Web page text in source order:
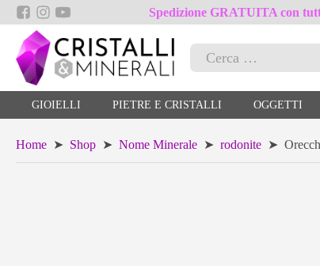
Spedizione GRATUITA con
Ricerca
GIOIELLI PIETRE E CRISTALLI OGGETTI
Home ➤ Shop ➤ Nome Minerale ➤ rodonite ➤